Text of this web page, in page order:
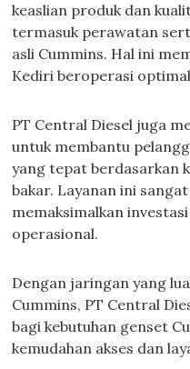
keaslian produk dan
termasuk perawatan
asli Cummins. Hal ini
Kediri beroperasi
PT Central Diesel juga
untuk membantu
yang tepat berdasarkan
bakar. Layanan ini
memaksimalkan
operasional.
Dengan jaringan yang
Cummins, PT Central
bagi kebutuhan genset
kemudahan akses dan